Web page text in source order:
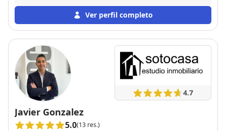
el que contacté desde el principio y hasta final
estuvo a mi lado . Gracias a todo el equipo .
Ver perfil completo
4.7
Javier Gonzalez
5.0(13 res.)